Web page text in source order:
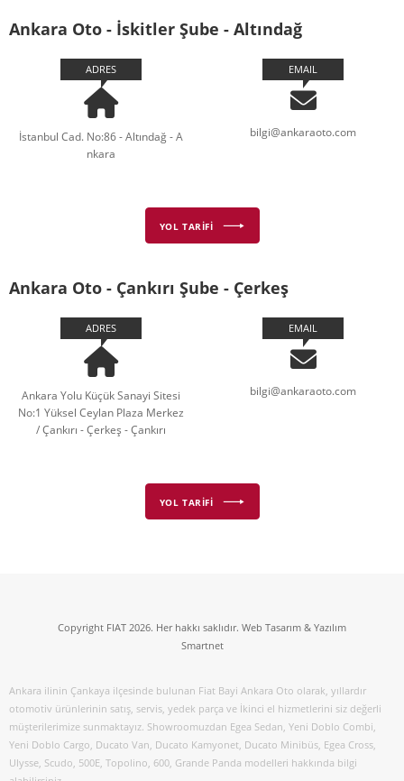
Ankara Oto - İskitler Şube - Altındağ
ADRES
İstanbul Cad. No:86 - Altındağ - A
nkara
EMAIL
bilgi@ankaraoto.com
YOL TARİFİ
Ankara Oto - Çankırı Şube - Çerkeş
ADRES
Ankara Yolu Küçük Sanayi Sitesi
No:1 Yüksel Ceylan Plaza Merkez
/ Çankırı - Çerkeş - Çankırı
EMAIL
bilgi@ankaraoto.com
YOL TARİFİ
Copyright FIAT 2026. Her hakkı saklıdır. Web Tasarım & Yazılım
Smartnet
Ankara ilinin Çankaya ilçesinde bulunan Fiat Bayi Ankara Oto olarak, yıllardır
otomotiv ürünlerinin satış, servis, yedek parça ve İkinci el hizmetlerini siz değerli
müşterilerimize sunmaktayız. Showroomuzdan Egea Sedan, Yeni Doblo Combi,
Yeni Doblo Cargo, Ducato Van, Ducato Kamyonet, Ducato Minibüs, Egea Cross,
Ulysse, Scudo, 500E, Topolino, 600, Grande Panda modelleri hakkında bilgi